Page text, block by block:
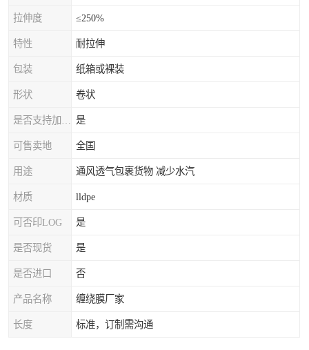
拉伸度 ≤250%
特性 耐拉伸
包装 纸箱或裸装
形状 卷状
是
可售卖地 全国
用途 通风透气包裹货物 减少水汽
材质 lldpe
可否印LOG 是
是否现货 是
是否进口 否
产品名称 缠绕膜厂家
长度 标准，订制需沟通